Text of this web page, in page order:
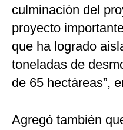
culminación del
proyecto
que ha logrado
toneladas de
de 65 hectáreas”,
Agregó también